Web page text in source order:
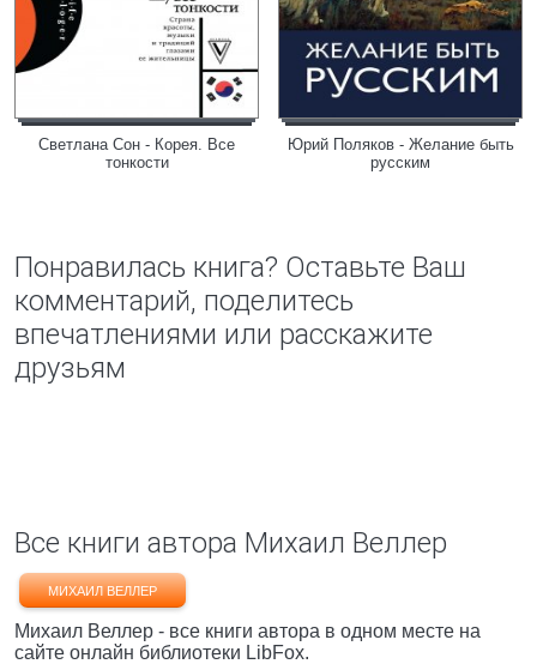
Светлана Сон - Корея. Все
тонкости
Юрий Поляков - Желание быть
русским
Понравилась книга? Оставьте Ваш
комментарий, поделитесь
впечатлениями или расскажите
друзьям
Все книги автора Михаил Веллер
МИХАИЛ ВЕЛЛЕР
Михаил Веллер - все книги автора в одном месте на
сайте онлайн библиотеки LibFox.